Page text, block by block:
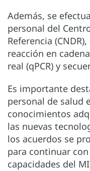
Además, se
personal del
Referencia
reacción en
real (qPCR) y
Es importante
personal de salud
conocimientos
las nuevas
los acuerdos se
para continuar
capacidades del